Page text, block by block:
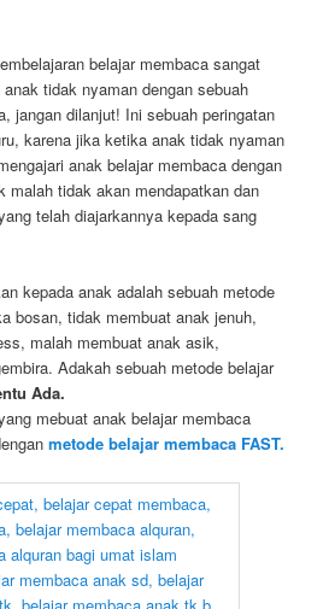
belajar membaca sangat
tidak nyaman dengan sebuah
jangan dilanjut! Ini sebuah peringatan
karena jika ketika anak tidak nyaman
anak belajar membaca dengan
malah tidak akan mendapatkan dan
telah diajarkannya kepada sang
kepada anak adalah sebuah metode
bosan, tidak membuat anak jenuh,
malah membuat anak asik,
Adakah sebuah metode belajar
Ada.
mebuat anak belajar membaca
metode belajar membaca FAST.